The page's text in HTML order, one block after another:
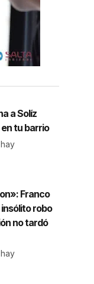
a Solíz
tu barrio
Franco
robo
no tardó